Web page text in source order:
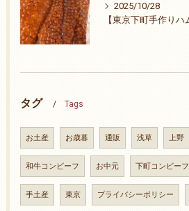
2025/10/28
タグ Tags
お土産 お歳暮 通販 浅草 上野
和牛コンビーフ お中元 下町コンビーフ
手土産 東京 プライバシーポリシー